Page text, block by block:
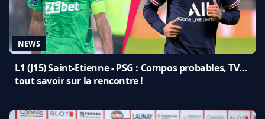
NEWS
L1 (J15) Saint-Etienne - PSG : Compos probables, TV…
tout savoir sur la rencontre !